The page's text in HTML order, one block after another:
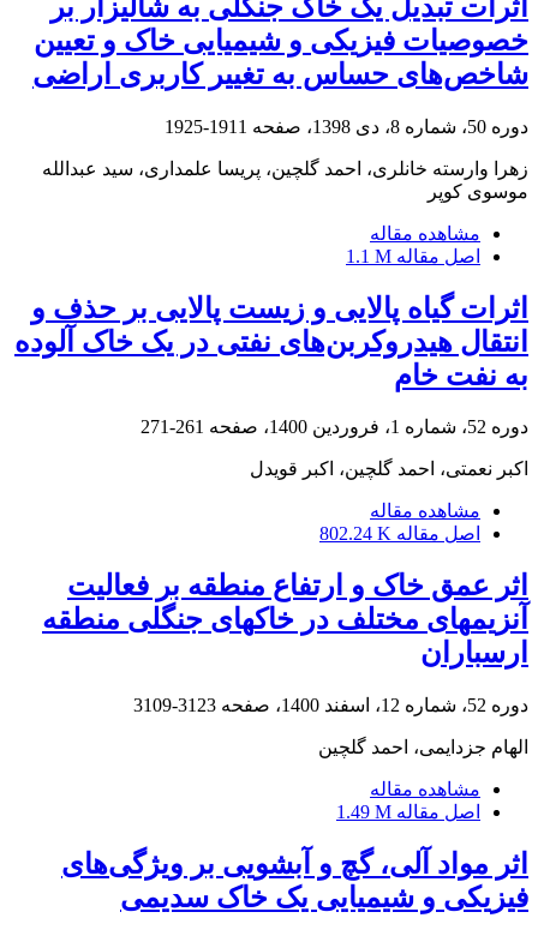
اثرات تبدیل یک خاک جنگلی به شالیزار بر
خصوصیات فیزیکی و شیمیایی خاک و تعیین
شاخص‌های حساس به تغییر کاربری اراضی
دوره 50، شماره 8، دی 1398، صفحه 1911-1925
زهرا وارسته خانلری، احمد گلچین، پریسا علمداری، سید عبدالله
موسوی کوپر
مشاهده مقاله
اصل مقاله 1.1 M
اثرات گیاه پالایی و زیست پالایی بر حذف و
انتقال هیدروکربن‌های نفتی در یک خاک آلوده
به نفت خام
دوره 52، شماره 1، فروردین 1400، صفحه 261-271
اکبر نعمتی، احمد گلچین، اکبر قویدل
مشاهده مقاله
اصل مقاله 802.24 K
اثر عمق خاک و ارتفاع منطقه بر فعالیت
آنزیم‎های مختلف در خاک‎های جنگلی منطقه
ارسباران
دوره 52، شماره 12، اسفند 1400، صفحه 3123-3109
الهام جزدایمی، احمد گلچین
مشاهده مقاله
اصل مقاله 1.49 M
اثر مواد آلی، گچ و آبشویی بر ویژگی‌های
فیزیکی و شیمیایی یک خاک سدیمی